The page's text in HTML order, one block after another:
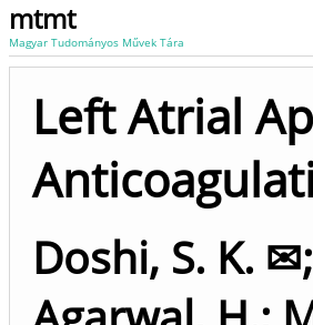
mtmt
Magyar Tudományos Művek Tára
Left Atrial
Doshi, S. K. ✉;